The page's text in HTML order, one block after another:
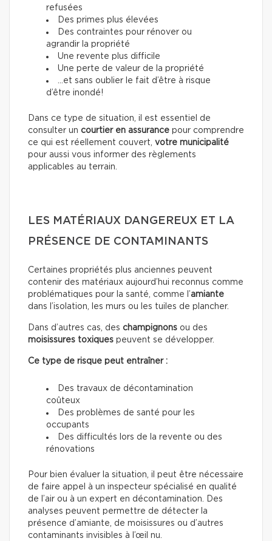
refusées
Des primes plus élevées
Des contraintes pour rénover ou
agrandir la propriété
Une revente plus difficile
Une perte de valeur de la propriété
…et sans oublier le fait d’être à risque
d’être inondé!
Dans ce type de situation, il est essentiel de
consulter un courtier en assurance pour comprendre
ce qui est réellement couvert, votre municipalité
pour aussi vous informer des règlements
applicables au terrain.
LES MATÉRIAUX DANGEREUX ET LA
PRÉSENCE DE CONTAMINANTS
Certaines propriétés plus anciennes peuvent
contenir des matériaux aujourd’hui reconnus comme
problématiques pour la santé, comme l’amiante
dans l’isolation, les murs ou les tuiles de plancher.
Dans d’autres cas, des champignons ou des
moisissures toxiques peuvent se développer.
Ce type de risque peut entraîner :
Des travaux de décontamination
coûteux
Des problèmes de santé pour les
occupants
Des difficultés lors de la revente ou des
rénovations
Pour bien évaluer la situation, il peut être nécessaire
de faire appel à un inspecteur spécialisé en qualité
de l’air ou à un expert en décontamination. Des
analyses peuvent permettre de détecter la
présence d’amiante, de moisissures ou d’autres
contaminants invisibles à l’œil nu.